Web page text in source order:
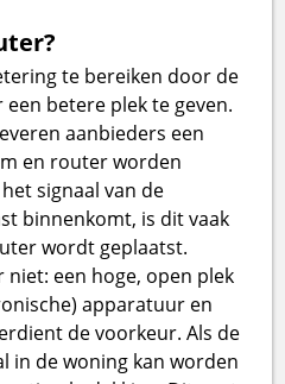
te bereiken door de
betere plek te geven.
aanbieders een
en router worden
signaal van de
binnenkomt, is dit vaak
wordt geplaatst.
niet: een hoge, open plek
apparatuur en
de voorkeur. Als de
in de woning kan worden